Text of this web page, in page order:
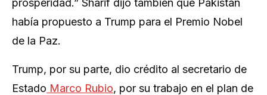
prosperidad.” Sharif dijo también que Pakistán
había propuesto a Trump para el Premio Nobel
de la Paz.
Trump, por su parte, dio crédito al secretario de
Estado Marco Rubio, por su trabajo en el plan de